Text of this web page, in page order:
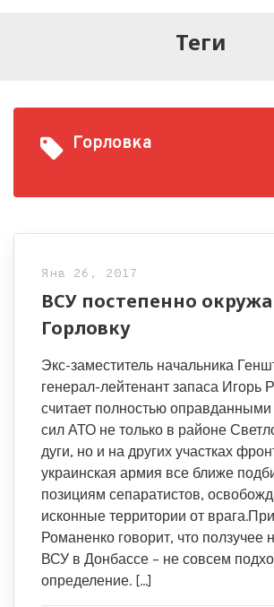
Теги
Горловка
Янв 26, 2017
ВСУ постепенно
Горловку
Экс-заместитель начальника
генерал-лейтенант запаса Игорь
считает полностью оправданными
сил АТО не только в районе
дуги, но и на других участках
украинская армия все ближе
позициям сепаратистов,
исконные территории от
Романенко говорит, что ползучее
ВСУ в Донбассе – не совсем
определение. […]